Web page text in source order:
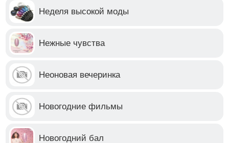
Неделя высокой моды
Нежные чувства
Неоновая вечеринка
Новогодние фильмы
Новогодний бал